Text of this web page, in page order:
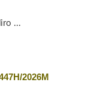
...
2026M